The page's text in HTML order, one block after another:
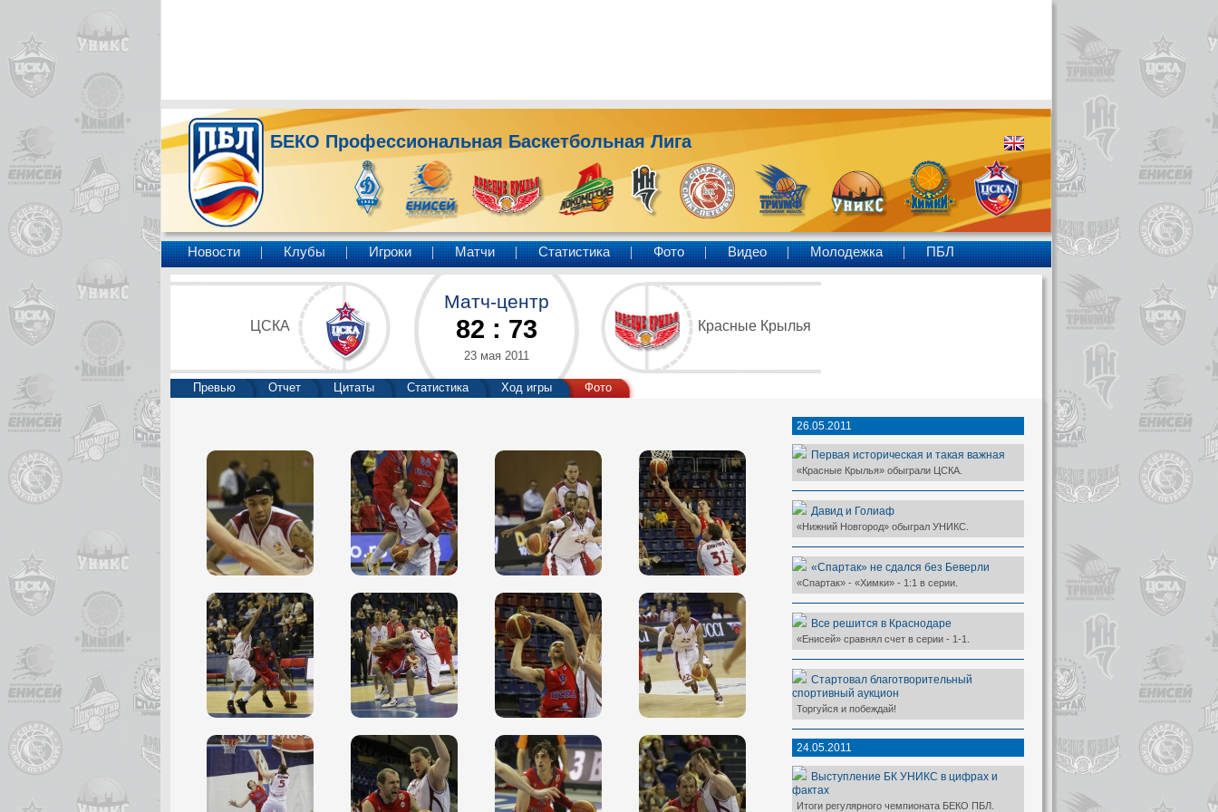
БЕКО Профессиональная Баскетбольная Лига
Новости Клубы Игроки Матчи Статистика Фото Видео Молодежка ПБЛ
ЦСКА Красные Крылья
Матч-центр
82 : 73
23 мая 2011
Превью Отчет Цитаты Статистика Ход игры Фото
26.05.2011
Первая историческая и такая важная
«Красные Крылья» обыграли ЦСКА.
Давид и Голиаф
«Нижний Новгород» обыграл УНИКС.
«Спартак» не сдался без Беверли
«Спартак» - «Химки» - 1:1 в серии.
Все решится в Краснодаре
«Енисей» сравнял счет в серии - 1-1.
Стартовал благотворительный
спортивный аукцион
Торгуйся и побеждай!
24.05.2011
Выступление БК УНИКС в цифрах и
фактах
Итоги регулярного чемпионата БЕКО ПБЛ.